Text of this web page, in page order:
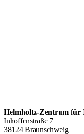
Helmholtz-Zentrum für
Inhoffenstraße 7
38124 Braunschweig